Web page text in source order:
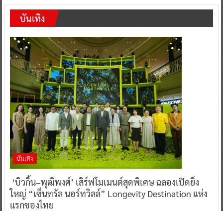
บันเทิง
บันเทิง
‘บิวกิ้น–พุฒิพงศ์’ เสิร์ฟโมเมนต์สุดพิเศษ ฉลองเปิดยิ่ง
ใหญ่ “เซ็นทรัล นอร์ทวิลล์” Longevity Destination แห่ง
แรกของไทย